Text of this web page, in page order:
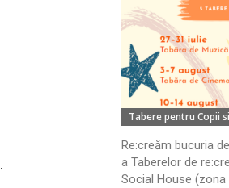
Tabere pentru Copii
Re:creăm bucuria
a Taberelor de
Social House (zona